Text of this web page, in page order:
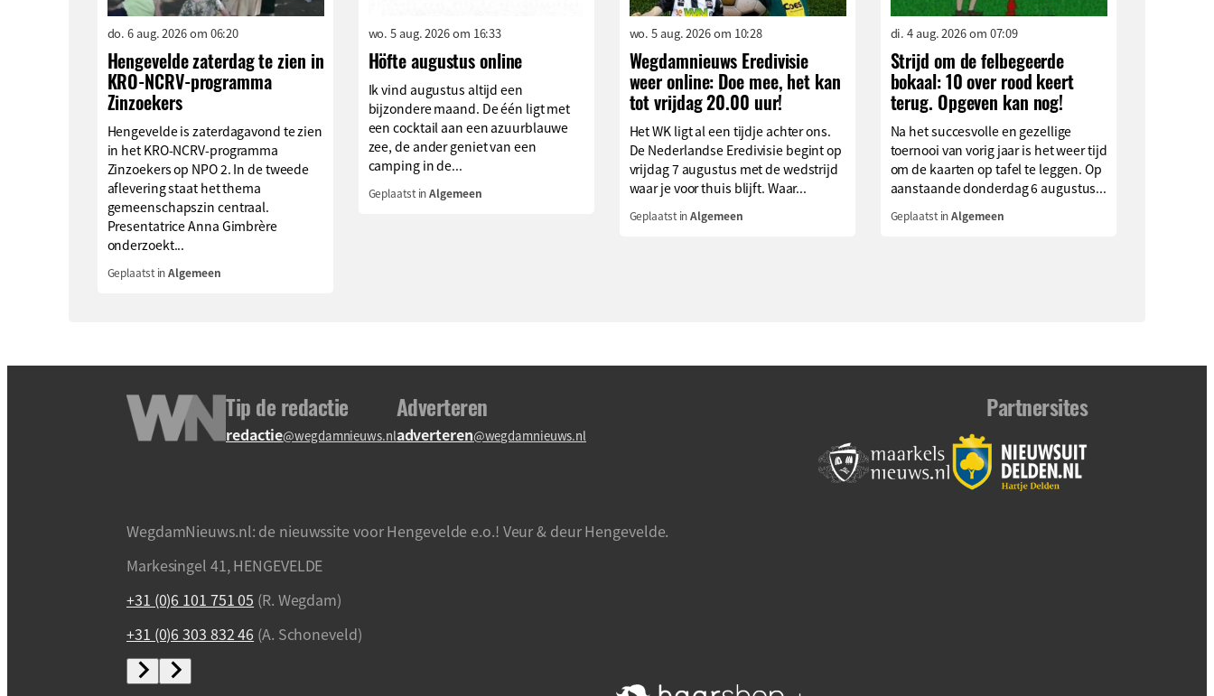
do. 6 aug. 2026 om 06:20
Hengevelde zaterdag te zien in
KRO-NCRV-programma
Zinzoekers
Hengevelde is zaterdagavond te zien
in het KRO-NCRV-programma
Zinzoekers op NPO 2. In de tweede
aflevering staat het thema
gemeenschapszin centraal.
Presentatrice Anna Gimbrère
onderzoekt...
Geplaatst inAlgemeen
wo. 5 aug. 2026 om 16:33
Höfte augustus online
Ik vind augustus altijd een
bijzondere maand. De één ligt met
een cocktail aan een azuurblauwe
zee, de ander geniet van een
camping in de...
Geplaatst inAlgemeen
wo. 5 aug. 2026 om 10:28
Wegdamnieuws Eredivisie
weer online: Doe mee, het kan
tot vrijdag 20.00 uur!
Het WK ligt al een tijdje achter ons.
De Nederlandse Eredivisie begint op
vrijdag 7 augustus met de wedstrijd
waar je voor thuis blijft. Waar...
Geplaatst inAlgemeen
di. 4 aug. 2026 om 07:09
Strijd om de felbegeerde
bokaal: 10 over rood keert
terug. Opgeven kan nog!
Na het succesvolle en gezellige
toernooi van vorig jaar is het weer tijd
om de kaarten op tafel te leggen. Op
aanstaande donderdag 6 augustus...
Geplaatst inAlgemeen
Tip de redactie
redactie@wegdamnieuws.nl
Adverteren
adverteren@wegdamnieuws.nl
Partnersites
WegdamNieuws.nl: de nieuwssite voor Hengevelde e.o.! Veur & deur Hengevelde.
Markesingel 41, HENGEVELDE
+31 (0)6 101 751 05 (R. Wegdam)
+31 (0)6 303 832 46 (A. Schoneveld)